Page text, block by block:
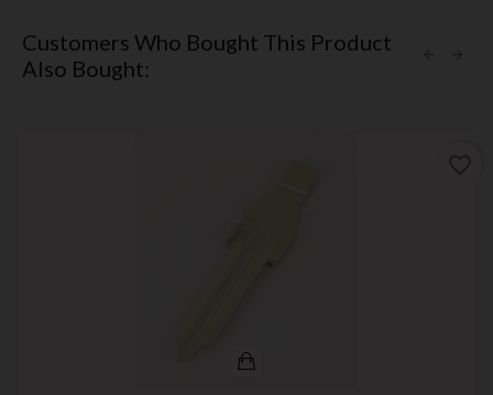
Customers Who Bought This Product
Also Bought: